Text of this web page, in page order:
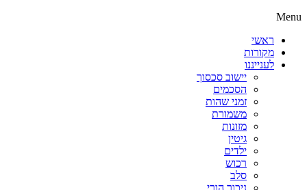
Menu
ראשי
מקורות
לענייננו
יישוב סכסוך
הסכמים
זמני שהות
משמורת
מזונות
גיטין
ילדים
רכוש
סלב
ניכור הורי